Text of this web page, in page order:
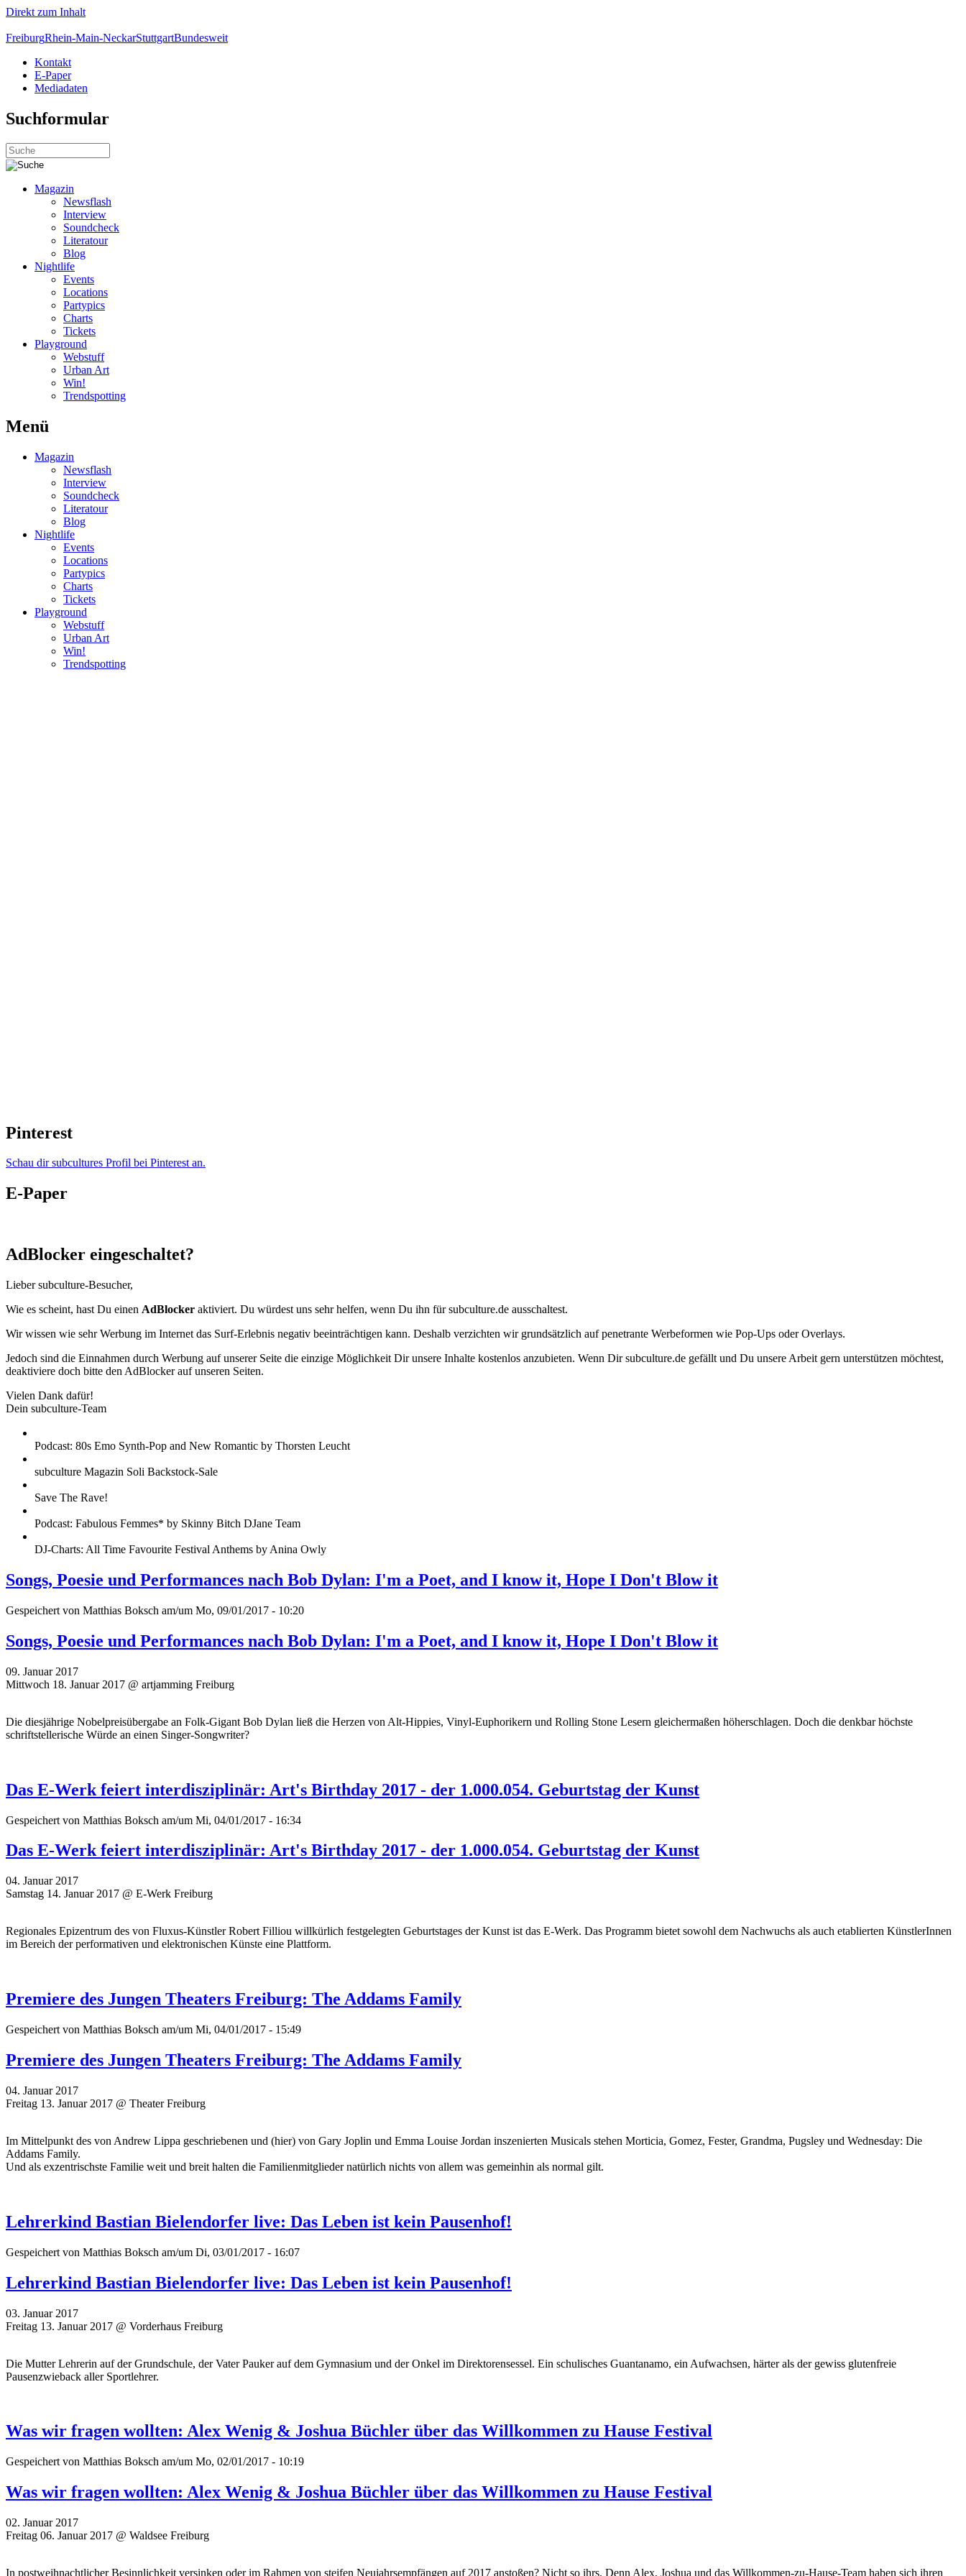
Direkt zum Inhalt
FreiburgRhein-Main-NeckarStuttgartBundesweit
Kontakt
E-Paper
Mediadaten
Suchformular
Magazin
Newsflash
Interview
Soundcheck
Literatour
Blog
Nightlife
Events
Locations
Partypics
Charts
Tickets
Playground
Webstuff
Urban Art
Win!
Trendspotting
Menü
Magazin
Newsflash
Interview
Soundcheck
Literatour
Blog
Nightlife
Events
Locations
Partypics
Charts
Tickets
Playground
Webstuff
Urban Art
Win!
Trendspotting
Pinterest
Schau dir subcultures Profil bei Pinterest an.
E-Paper
AdBlocker eingeschaltet?
Lieber subculture-Besucher,
Wie es scheint, hast Du einen AdBlocker aktiviert. Du würdest uns sehr helfen, wenn Du ihn für subculture.de ausschaltest.
Wir wissen wie sehr Werbung im Internet das Surf-Erlebnis negativ beeinträchtigen kann. Deshalb verzichten wir grundsätzlich auf penetrante Werbeformen wie Pop-Ups oder Overlays.
Jedoch sind die Einnahmen durch Werbung auf unserer Seite die einzige Möglichkeit Dir unsere Inhalte kostenlos anzubieten. Wenn Dir subculture.de gefällt und Du unsere Arbeit gern unterstützen möchtest,
deaktiviere doch bitte den AdBlocker auf unseren Seiten.
Vielen Dank dafür!
Dein subculture-Team
Podcast: 80s Emo Synth-Pop and New Romantic by Thorsten Leucht
subculture Magazin Soli Backstock-Sale
Save The Rave!
Podcast: Fabulous Femmes* by Skinny Bitch DJane Team
DJ-Charts: All Time Favourite Festival Anthems by Anina Owly
Songs, Poesie und Performances nach Bob Dylan: I'm a Poet, and I know it, Hope I Don't Blow it
Gespeichert von Matthias Boksch am/um Mo, 09/01/2017 - 10:20
Songs, Poesie und Performances nach Bob Dylan: I'm a Poet, and I know it, Hope I Don't Blow it
09. Januar 2017
Mittwoch 18. Januar 2017 @ artjamming Freiburg
Die diesjährige Nobelpreisübergabe an Folk-Gigant Bob Dylan ließ die Herzen von Alt-Hippies, Vinyl-Euphorikern und Rolling Stone Lesern gleichermaßen höherschlagen. Doch die denkbar höchste
schriftstellerische Würde an einen Singer-Songwriter?
Das E-Werk feiert interdisziplinär: Art's Birthday 2017 - der 1.000.054. Geburtstag der Kunst
Gespeichert von Matthias Boksch am/um Mi, 04/01/2017 - 16:34
Das E-Werk feiert interdisziplinär: Art's Birthday 2017 - der 1.000.054. Geburtstag der Kunst
04. Januar 2017
Samstag 14. Januar 2017 @ E-Werk Freiburg
Regionales Epizentrum des von Fluxus-Künstler Robert Filliou willkürlich festgelegten Geburtstages der Kunst ist das E-Werk. Das Programm bietet sowohl dem Nachwuchs als auch etablierten KünstlerInnen
im Bereich der performativen und elektronischen Künste eine Plattform.
Premiere des Jungen Theaters Freiburg: The Addams Family
Gespeichert von Matthias Boksch am/um Mi, 04/01/2017 - 15:49
Premiere des Jungen Theaters Freiburg: The Addams Family
04. Januar 2017
Freitag 13. Januar 2017 @ Theater Freiburg
Im Mittelpunkt des von Andrew Lippa geschriebenen und (hier) von Gary Joplin und Emma Louise Jordan inszenierten Musicals stehen Morticia, Gomez, Fester, Grandma, Pugsley und Wednesday: Die
Addams Family.
Und als exzentrischste Familie weit und breit halten die Familienmitglieder natürlich nichts von allem was gemeinhin als normal gilt.
Lehrerkind Bastian Bielendorfer live: Das Leben ist kein Pausenhof!
Gespeichert von Matthias Boksch am/um Di, 03/01/2017 - 16:07
Lehrerkind Bastian Bielendorfer live: Das Leben ist kein Pausenhof!
03. Januar 2017
Freitag 13. Januar 2017 @ Vorderhaus Freiburg
Die Mutter Lehrerin auf der Grundschule, der Vater Pauker auf dem Gymnasium und der Onkel im Direktorensessel. Ein schulisches Guantanamo, ein Aufwachsen, härter als der gewiss glutenfreie
Pausenzwieback aller Sportlehrer.
Was wir fragen wollten: Alex Wenig & Joshua Büchler über das Willkommen zu Hause Festival
Gespeichert von Matthias Boksch am/um Mo, 02/01/2017 - 10:19
Was wir fragen wollten: Alex Wenig & Joshua Büchler über das Willkommen zu Hause Festival
02. Januar 2017
Freitag 06. Januar 2017 @ Waldsee Freiburg
In postweihnachtlicher Besinnlichkeit versinken oder im Rahmen von steifen Neujahrsempfängen auf 2017 anstoßen? Nicht so ihrs. Denn Alex, Joshua und das Willkommen-zu-Hause-Team haben sich ihren